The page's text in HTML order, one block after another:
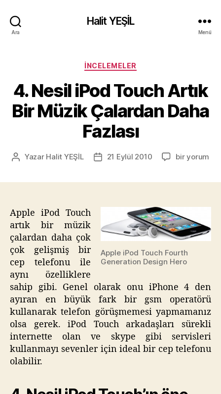
Ara
Halit YEŞİL
Menü
Kategoriler
İNCELEMELER
4. Nesil iPod Touch Artık
Bir Müzik Çalardan Daha
Fazlası
Yazının
Yazar Halit YEŞİL
Yazı21 Eylül 2010
4.
Müzik
Çalardan
Daha
Fazlası
için
bir yorum
Apple iPod Touch Fourth
Generation Design Hero
Apple iPod Touch
artık bir müzik
çalardan daha çok
çok gelişmiş bir
cep telefonu ile
aynı özelliklere
sahip gibi. Genel olarak onu iPhone 4 den
ayıran en büyük fark bir gsm operatörü
kullanarak telefon görüşmemesi yapmamanız
olsa gerek. iPod Touch arkadaşları sürekli
internette olan ve skype gibi servisleri
kullanmayı sevenler için ideal bir cep telefonu
olabilir.